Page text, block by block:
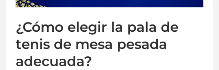
¿Cómo elegir la pala de
tenis de mesa pesada
adecuada?